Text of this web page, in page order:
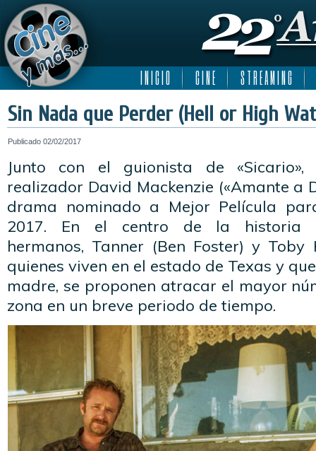
I N I C I O C I N E S T R E A M I N G
Sin Nada que Perder (Hell or High
Publicado 02/02/2017
Junto con el guionista de «Sicario»,
realizador David Mackenzie («Amante a
drama nominado a Mejor Película
2017. En el centro de la historia
hermanos, Tanner (Ben Foster) y Toby
quienes viven en el estado de Texas y
madre, se proponen atracar el mayor
zona en un breve periodo de tiempo.